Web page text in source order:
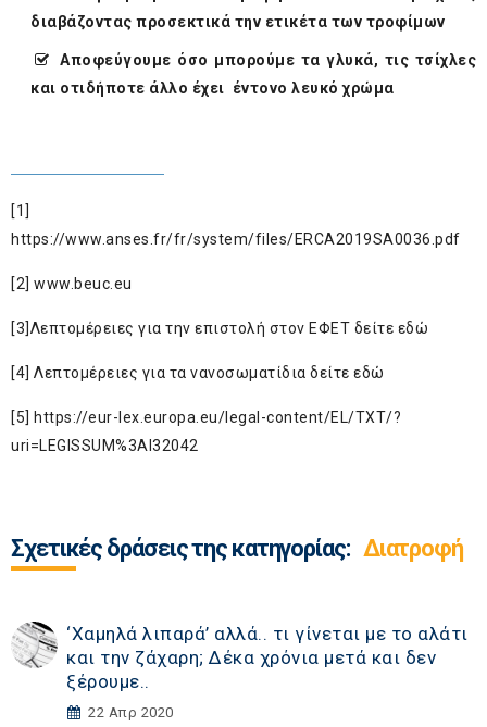
διαβάζοντας προσεκτικά την ετικέτα των τροφίμων
Αποφεύγουμε όσο μπορούμε τα γλυκά, τις τσίχλες
και οτιδήποτε άλλο έχει έντονο λευκό χρώμα
[1]
https://www.anses.fr/fr/system/files/ERCA2019SA0036.pdf
[2] www.beuc.eu
[3]Λεπτομέρειες για την επιστολή στον ΕΦΕΤ δείτε εδώ
[4] Λεπτομέρειες για τα νανοσωματίδια δείτε εδώ
[5] https://eur-lex.europa.eu/legal-content/EL/TXT/?
uri=LEGISSUM%3Al32042
Σχετικές δράσεις της κατηγορίας: Διατροφή
‘Χαμηλά λιπαρά’ αλλά.. τι γίνεται με το αλάτι
και την ζάχαρη; Δέκα χρόνια μετά και δεν
ξέρουμε..
22 Απρ 2020